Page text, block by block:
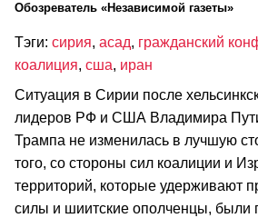
Обозреватель «Независимой газеты»
Тэги: сирия, асад, гражданский
коалиция, сша, иран
Ситуация в Сирии после
лидеров РФ и США Владимира
Трампа не изменилась в лучшую
того, со стороны сил коалиции и
территорий, которые удерживают
силы и шиитские ополченцы, были